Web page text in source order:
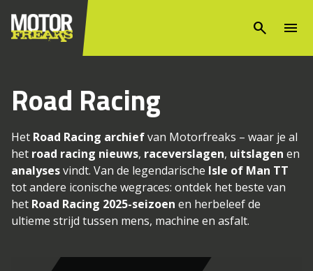
search menu
Road Racing
Het Road Racing archiefvan Motorfreaks – waar je al
het road racing nieuws, raceverslagen, uitslagen en
analysesvindt. Van de legendarische Isle of Man TT
tot andere iconische wegraces: ontdek het beste van
het Road Racing 2025-seizoen en herbeleef de
ultieme strijd tussen mens, machine en asfalt.